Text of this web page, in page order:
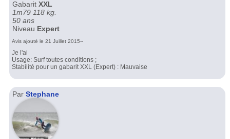
Gabarit XXL
1m79 118 kg.
50 ans
Niveau Expert
Avis ajouté le 21 Juillet 2015--
Je l'ai
Usage: Surf toutes conditions ;
Stabilité pour un gabarit XXL (Expert) : Mauvaise
Par Stephane